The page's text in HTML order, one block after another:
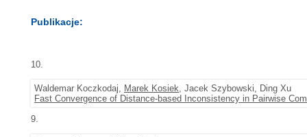
Publikacje:
10.
Waldemar Koczkodaj, Marek Kosiek, Jacek Szybowski, Ding Xu
Fast Convergence of Distance-based Inconsistency in Pairwise
9.